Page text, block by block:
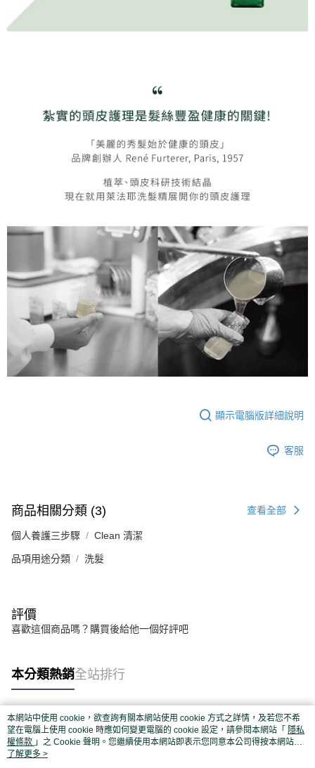
顯示電腦版詳細說明
客服
商品相關分類 (3) 查看全部
個人養護三步驟 Clean 清潔
品項用途分類 洗髮
評價
喜歡這個商品嗎？購買後給他一個好評吧
本分類熱銷全站排行
熱門標籤
本網站中使用 cookie，欲查詢有關本網站使用 cookie 方式之詳情，及若您不希
望在電腦上使用 cookie 時應如何變更電腦的 cookie 設定，請參閱本網站「 隱私
權條款 」之 Cookie 聲明。您繼續使用本網站即表示您同意本公司得按本網站使
用條款之 Cookie 聲明使用 cookie。
了解更多 >